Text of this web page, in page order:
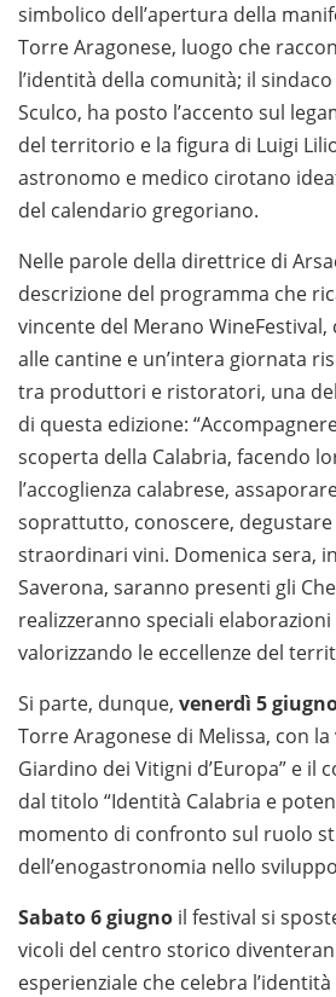
simbolico dell’apertura della
Torre Aragonese, luogo che
l’identità della comunità; il
Sculco, ha posto l’accento sul
del territorio e la figura di Luigi
astronomo e medico cirotano
del calendario gregoriano.
Nelle parole della direttrice di
descrizione del programma che
vincente del Merano WineFestival,
alle cantine e un’intera giornata
tra produttori e ristoratori, una
di questa edizione:
scoperta della Calabria, facendo
l’accoglienza calabrese,
soprattutto, conoscere,
straordinari vini. Domenica sera,
Saverona, saranno presenti gli
realizzeranno speciali
valorizzando le eccellenze del
Si parte, dunque, venerdì 5
Torre Aragonese di Melissa, con la
Giardino dei Vitigni d’Europa” e il
dal titolo “Identità Calabria e
momento di confronto sul ruolo
dell’enogastronomia nello
Sabato 6 giugno il festival si
vicoli del centro storico
esperienziale che celebra